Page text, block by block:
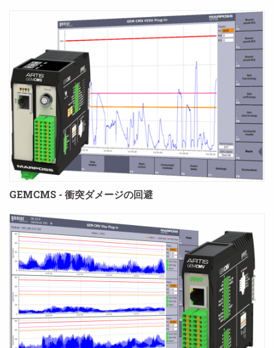
GEMCMS - 衝突ダメージの回避